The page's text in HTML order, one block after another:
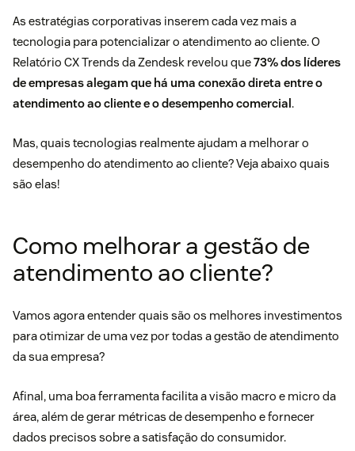
As estratégias corporativas inserem cada vez mais a
tecnologia para potencializar o atendimento ao cliente. O
Relatório CX Trends da Zendesk revelou que73% dos líderes
de empresas alegam que há uma conexão direta entre o
atendimento ao cliente e o desempenho comercial .
Mas, quais tecnologias realmente ajudam a melhorar o
desempenho do atendimento ao cliente? Veja abaixo quais
são elas!
Como melhorar a gestão de
atendimento ao cliente?
Vamos agora entender quais são os melhores investimentos
para otimizar de uma vez por todas a gestão de atendimento
da sua empresa?
Afinal, uma boa ferramenta facilita a visão macro e micro da
área, além de gerar métricas de desempenho e fornecer
dados precisos sobre a satisfação do consumidor.